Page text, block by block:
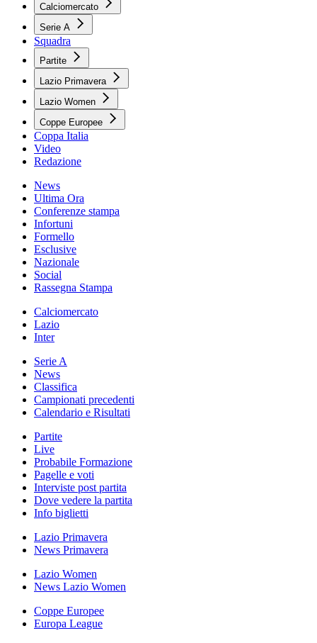
Calciomercato
Serie A
Squadra
Partite
Lazio Primavera
Lazio Women
Coppe Europee
Coppa Italia
Video
Redazione
News
Ultima Ora
Conferenze stampa
Infortuni
Formello
Esclusive
Nazionale
Social
Rassegna Stampa
Calciomercato
Lazio
Inter
Serie A
News
Classifica
Campionati precedenti
Calendario e Risultati
Partite
Live
Probabile Formazione
Pagelle e voti
Interviste post partita
Dove vedere la partita
Info biglietti
Lazio Primavera
News Primavera
Lazio Women
News Lazio Women
Coppe Europee
Europa League